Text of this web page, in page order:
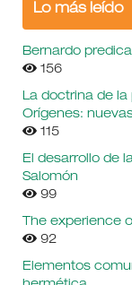
Lo más leído
Bernardo
156
La doctrina de
Orígenes:
115
El desarrollo de
Salomón
99
The experience
92
Elementos